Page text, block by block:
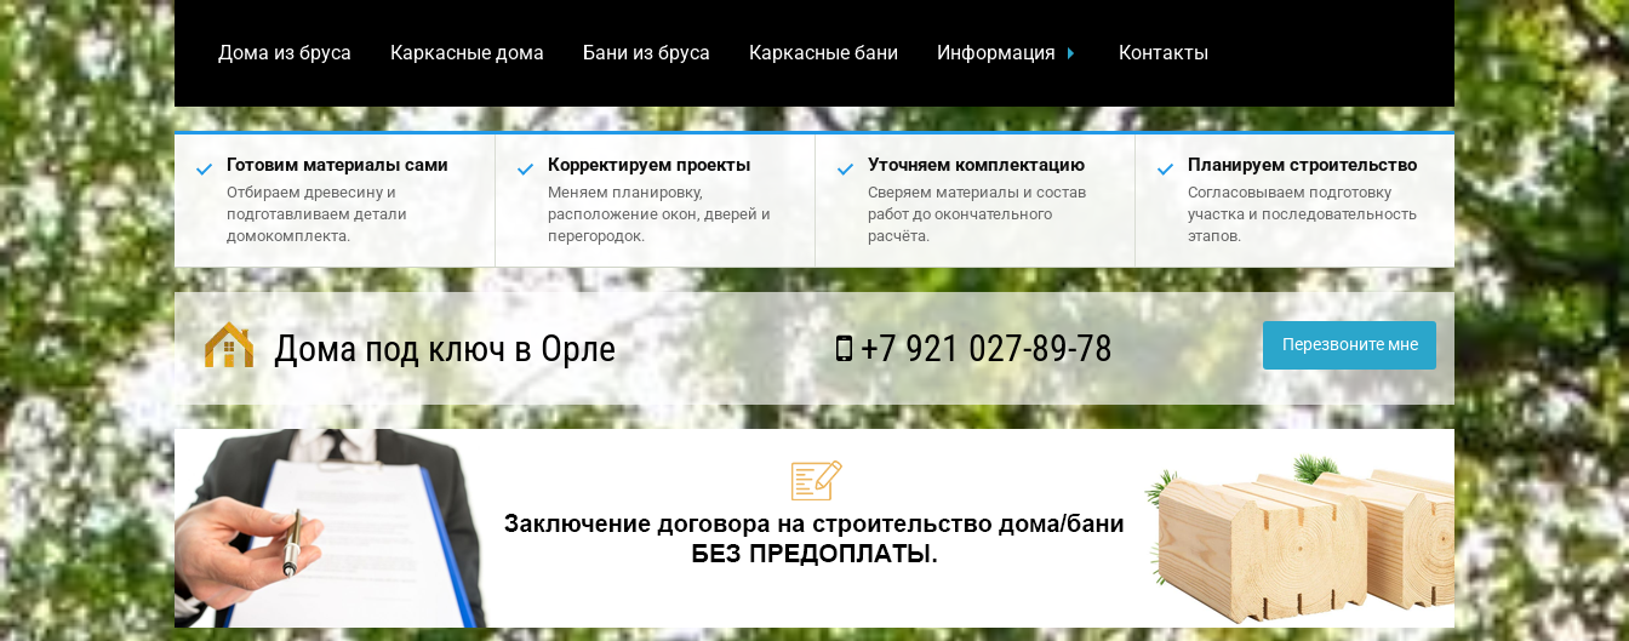
Дома из бруса Каркасные дома Бани из бруса Каркасные бани Информация Контакты
Готовим материалы сами
Отбираем древесину и
подготавливаем детали
домокомплекта.
Корректируем проекты
Меняем планировку,
расположение окон, дверей и
перегородок.
Уточняем комплектацию
Сверяем материалы и состав
работ до окончательного
расчёта.
Планируем строительство
Согласовываем подготовку
участка и последовательность
этапов.
Дома под ключ в Орле +7 921 027-89-78 Перезвоните мне